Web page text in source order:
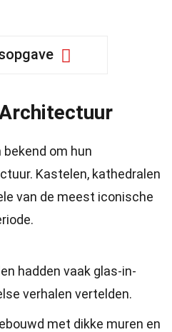
om hun
Kastelen, kathedralen
van de meest iconische
hadden vaak glas-in-
verhalen vertelden.
met dikke muren en